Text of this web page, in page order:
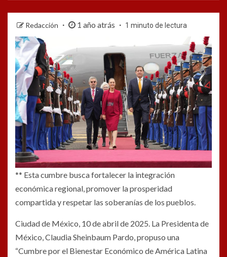
Redacción 1 año atrás 1 minuto de lectura
** Esta cumbre busca fortalecer la integración
económica regional, promover la prosperidad
compartida y respetar las soberanías de los pueblos.
Ciudad de México, 10 de abril de 2025. La Presidenta de
México, Claudia Sheinbaum Pardo, propuso una
“Cumbre por el Bienestar Económico de América Latina